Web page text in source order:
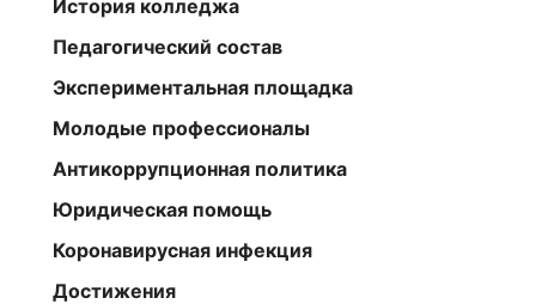
История колледжа
Педагогический состав
Экспериментальная площадка
Молодые профессионалы
Антикоррупционная политика
Юридическая помощь
Коронавирусная инфекция
Достижения